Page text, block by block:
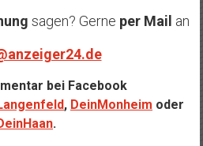
sagen? Gerne per Mail an
bei Facebook
, DeinMonheim oder
.